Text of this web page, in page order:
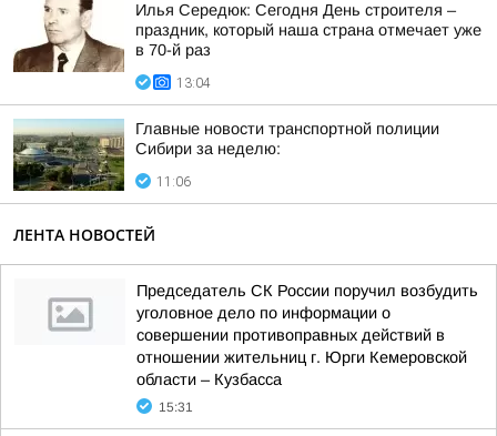
Илья Середюк: Сегодня День строителя –
праздник, который наша страна отмечает уже
в 70-й раз
13:04
Главные новости транспортной полиции
Сибири за неделю:
11:06
ЛЕНТА НОВОСТЕЙ
Председатель СК России поручил возбудить
уголовное дело по информации о
совершении противоправных действий в
отношении жительниц г. Юрги Кемеровской
области – Кузбасса
15:31